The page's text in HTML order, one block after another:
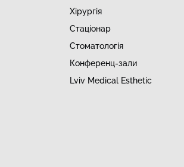
Хірургія
Стаціонар
Стоматологія
Конференц-зали
Lviv Medical Esthetic